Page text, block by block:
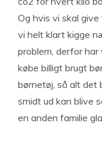
Og hvis vi skal
vi helt klart kigge
problem, derfor
købe billigt brugt
børnetøj, så alt det
smidt ud kan blive
en anden familie